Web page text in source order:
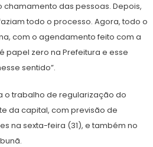
das pessoas. Depois,
todo o processo. Agora, todo o
com o agendamento feito com a
papel zero na Prefeitura e esse
sentido”.
o trabalho de regularização do
da capital, com previsão de
na sexta-feira (31), e também no